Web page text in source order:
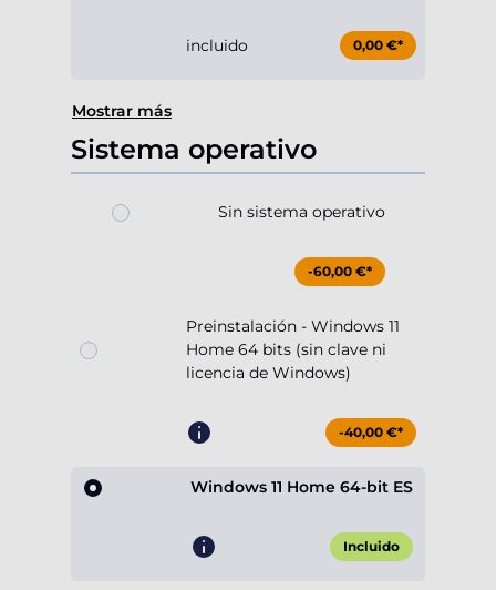
incluido 0,00 €*
Mostrar más
Sistema operativo
Sin sistema operativo
-60,00 €*
Preinstalación - Windows 11
Home 64 bits (sin clave ni
licencia de Windows)
-40,00 €*
Windows 11 Home 64-bit ES
Incluido